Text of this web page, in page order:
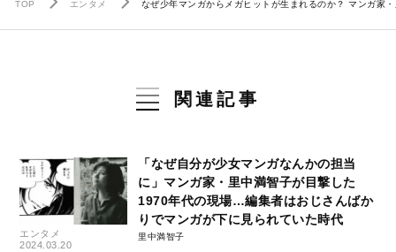
TOP エンタメ なぜ少年マンガからメガヒットが生まれるのか？ マンガ家
関連記事
エンタメ
2024.03.20
「なぜ自分が少女マンガなんかの担当
に」マンガ家・里中満智子が目撃した
1970年代の現場…編集者はおじさんばか
りでマンガが下に見られていた時代
里中満智子